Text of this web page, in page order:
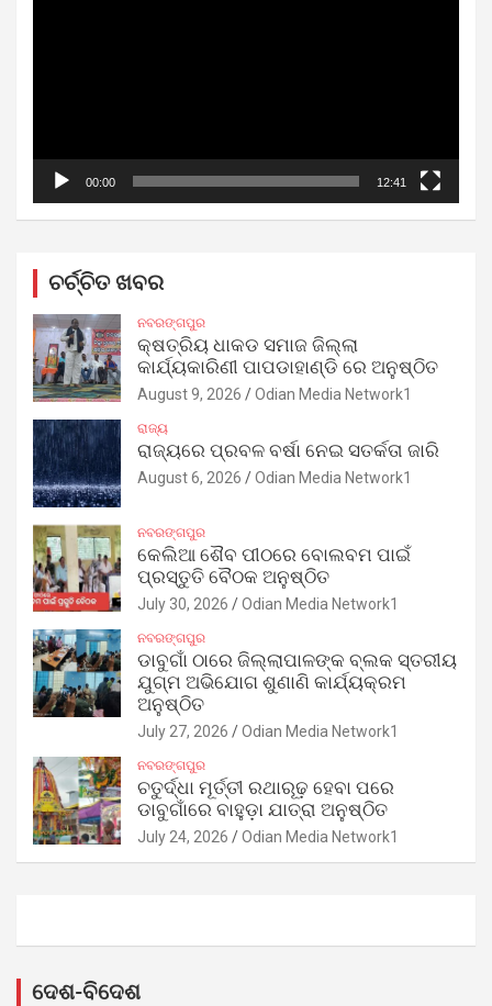
00:00 12:41
ଚର୍ଚ୍ଚିତ ଖବର
ନବରଙ୍ଗପୁର
କ୍ଷତ୍ରିୟ ଧାକଡ ସମାଜ ଜିଲ୍ଲା
କାର୍ଯ୍ୟକାରିଣୀ ପାପଡାହାଣ୍ଡି ରେ ଅନୁଷ୍ଠିତ
August 9, 2026 Odian Media Network1
ରାଜ୍ୟ
ରାଜ୍ୟରେ ପ୍ରବଳ ବର୍ଷା ନେଇ ସତର୍କତା ଜାରି
August 6, 2026 Odian Media Network1
ନବରଙ୍ଗପୁର
କେଲିଆ ଶୈବ ପୀଠରେ ବୋଲବମ ପାଇଁ
ପ୍ରସ୍ତୁତି ବୈଠକ ଅନୁଷ୍ଠିତ
July 30, 2026 Odian Media Network1
ନବରଙ୍ଗପୁର
ଡାବୁଗାଁ ଠାରେ ଜିଲ୍ଲାପାଳଙ୍କ ବ୍ଲକ ସ୍ତରୀୟ
ଯୁଗ୍ମ ଅଭିଯୋଗ ଶୁଣାଣି କାର୍ଯ୍ୟକ୍ରମ
ଅନୁଷ୍ଠିତ
July 27, 2026 Odian Media Network1
ନବରଙ୍ଗପୁର
ଚତୁର୍ଦ୍ଧା ମୂର୍ତ୍ତୀ ରଥାରୂଢ଼ ହେବା ପରେ
ଡାବୁଗାଁରେ ବାହୁଡ଼ା ଯାତ୍ରା ଅନୁଷ୍ଠିତ
July 24, 2026 Odian Media Network1
ଦେଶ-ବିଦେଶ